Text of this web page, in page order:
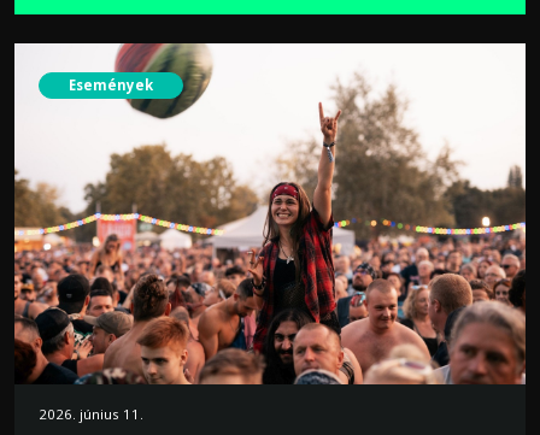
Események
2026. június 11.